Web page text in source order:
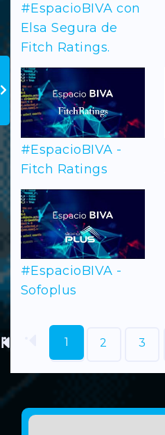
#EspacioBIVA con
Elsa Segura de
Fitch Ratings.
#EspacioBIVA -
Fitch Ratings
#EspacioBIVA -
Sofoplus
1 2 3